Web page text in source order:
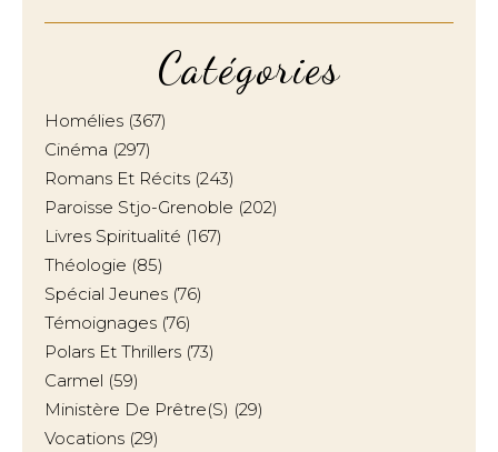
Catégories
Homélies (367)
Cinéma (297)
Romans Et Récits (243)
Paroisse Stjo-Grenoble (202)
Livres Spiritualité (167)
Théologie (85)
Spécial Jeunes (76)
Témoignages (76)
Polars Et Thrillers (73)
Carmel (59)
Ministère De Prêtre(s) (29)
Vocations (29)